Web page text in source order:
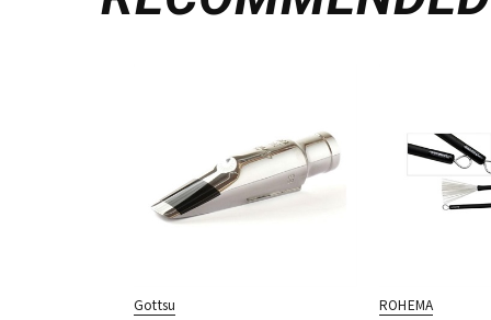
Gottsu ROHEMA